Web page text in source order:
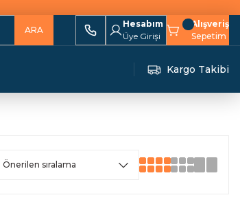
ARA
Hesabım
Üye Girişi
Alışveriş
Sepetim
Kargo Takibi